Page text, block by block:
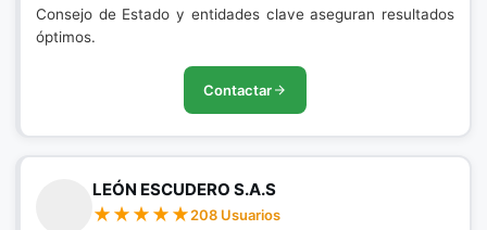
Consejo de Estado y entidades clave aseguran resultados
óptimos.
Contactar
LEÓN ESCUDERO S.A.S
208 Usuarios